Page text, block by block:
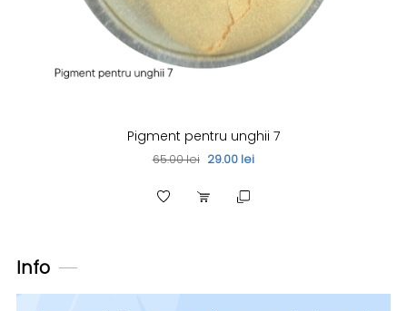
Pigment pentru unghii 7
65.00 lei 29.00 lei
Info